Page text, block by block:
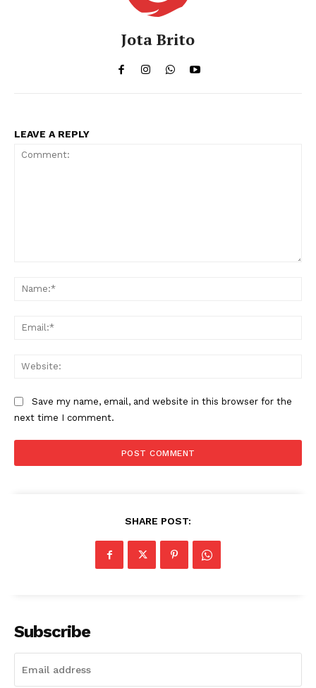
Jota Brito
LEAVE A REPLY
Save my name, email, and website in this browser for the
next time I comment.
SHARE POST:
Subscribe